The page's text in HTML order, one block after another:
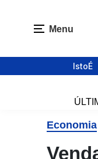
Menu
IstoÉ
Economia